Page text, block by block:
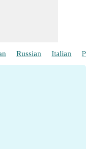
Russian Italian